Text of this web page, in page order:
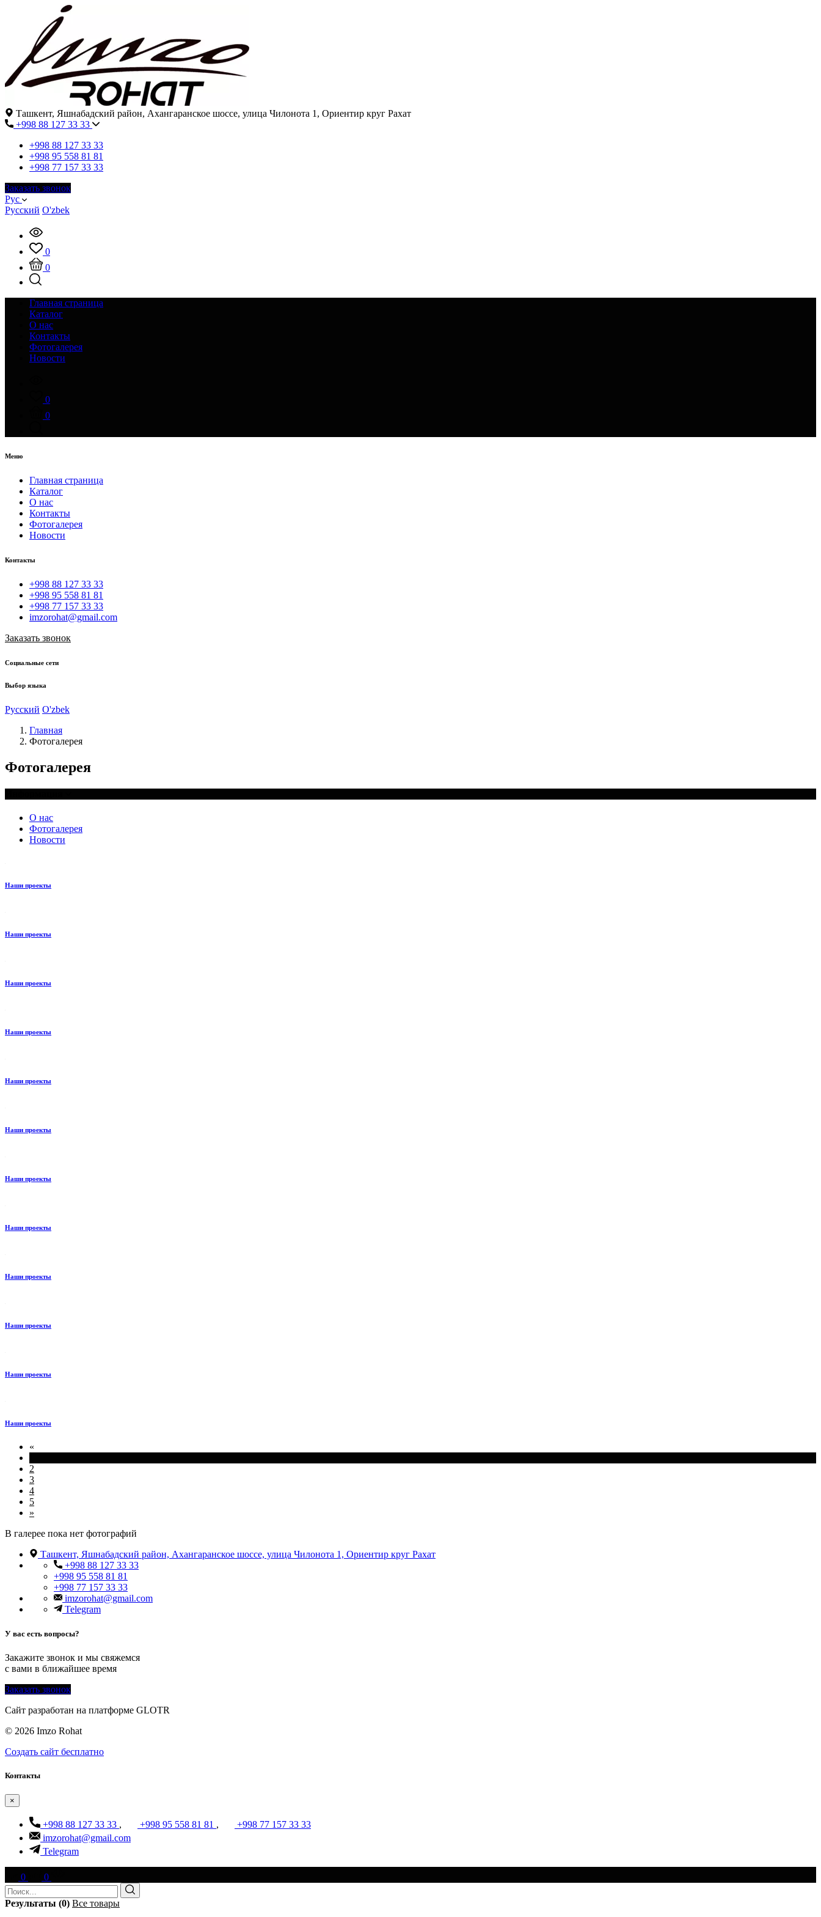
Ташкент, Яшнабадский район, Ахангаранское шоссе, улица Чилонота 1, Ориентир круг Рахат
+998 88 127 33 33
+998 88 127 33 33
+998 95 558 81 81
+998 77 157 33 33
Заказать звонок
Рус
Русский O'zbek
0
0
Главная страница
Каталог
О нас
Контакты
Фотогалерея
Новости
0
0
Меню
Главная страница
Каталог
О нас
Контакты
Фотогалерея
Новости
Контакты
+998 88 127 33 33
+998 95 558 81 81
+998 77 157 33 33
imzorohat@gmail.com
Заказать звонок
Социальные сети
Выбор языка
Русский O'zbek
Главная
Фотогалерея
Фотогалерея
О нас
Фотогалерея
Новости
Наши проекты
Наши проекты
Наши проекты
Наши проекты
Наши проекты
Наши проекты
Наши проекты
Наши проекты
Наши проекты
Наши проекты
Наши проекты
Наши проекты
«
2
3
4
5
»
В галерее пока нет фотографий
Ташкент, Яшнабадский район, Ахангаранское шоссе, улица Чилонота 1, Ориентир круг Рахат
+998 88 127 33 33
+998 95 558 81 81
+998 77 157 33 33
imzorohat@gmail.com
Telegram
У вас есть вопросы?
Закажите звонок и мы свяжемся
с вами в ближайшее время
Заказать звонок
Сайт разработан на платформе GLOTR
© 2026 Imzo Rohat
Создать cайт бесплатно
Контакты
×
+998 88 127 33 33 , +998 95 558 81 81 ,
+998 77 157 33 33
imzorohat@gmail.com
Telegram
0 0
Результаты (0) Все товары